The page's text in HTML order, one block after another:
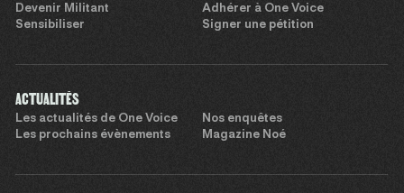
Devenir Militant
Adhérer à One Voice
Sensibiliser
Signer une pétition
ACTUALITÉS
Les actualités de One Voice
Nos enquêtes
Les prochains évènements
Magazine Noé